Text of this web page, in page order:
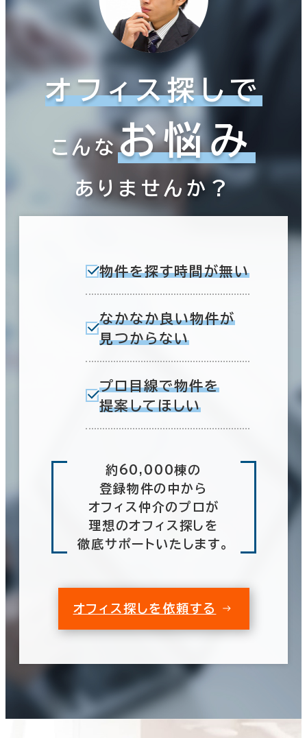
オフィス探しで
こんなお悩み
ありませんか？
物件を探す時間が無い
なかなか良い物件が
見つからない
プロ目線で物件を
提案してほしい
約60,000棟の
登録物件の中から
オフィス仲介のプロが
理想のオフィス探しを
徹底サポートいたします。
オフィス探しを依頼する